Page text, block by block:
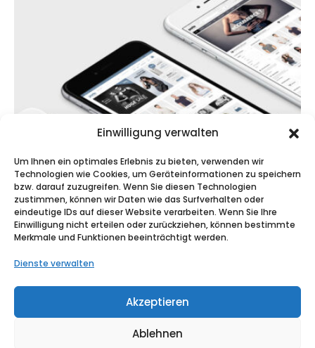
Einwilligung verwalten
Um Ihnen ein optimales Erlebnis zu bieten, verwenden wir
Technologien wie Cookies, um Geräteinformationen zu speichern
bzw. darauf zuzugreifen. Wenn Sie diesen Technologien
zustimmen, können wir Daten wie das Surfverhalten oder
eindeutige IDs auf dieser Website verarbeiten. Wenn Sie Ihre
Einwilligung nicht erteilen oder zurückziehen, können bestimmte
Merkmale und Funktionen beeinträchtigt werden.
Dienste verwalten
Akzeptieren
Ablehnen
Video
MEDIAS